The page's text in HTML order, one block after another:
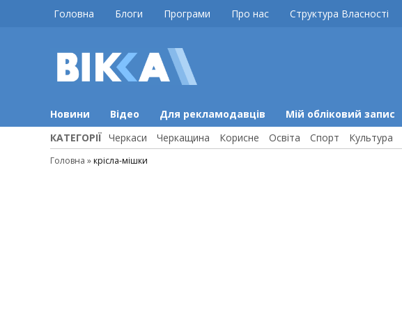
Головна Блоги Програми Про нас Структура Власності
Новини Відео Для рекламодавців Мій обліковий запис
КАТЕГОРІЇ Черкаси Черкащина Корисне Освіта Спорт Культура
Головна » крісла-мішки